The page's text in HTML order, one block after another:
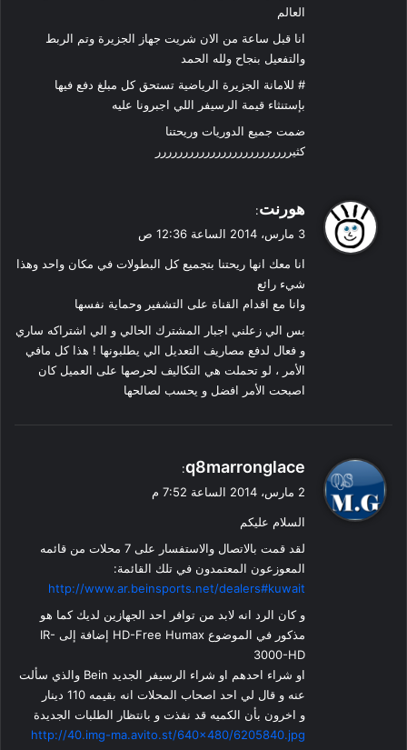
العالم
انا قبل ساعة من الان شريت جهاز الجزيرة وتم الربط
والتفعيل بنجاح ولله الحمد
# للامانة الجزيرة الرياضية تستحق كل مبلغ دفع فيها
بإستنثاء قيمة الرسيفر اللي اجبرونا عليه
ضمت جميع الدوريات وريحتنا
كثيررررررررررررررررررررررررر
ل
هورنت:
3 مارس، 2014 الساعة 12:36 ص
انا معك انها ريحتنا بتجميع كل البطولات في مكان واحد وهذا
شيء رائع
وانا مع اقدام القناة على التشفير وحماية نفسها
بس الي زعلني اجبار المشترك الحالي و الي اشتراكه ساري
و فعال لدفع مصاريف التعديل الي يطلبونها ! هذا كل مافي
الأمر ، لو تحملت هي التكاليف لحرصها على العميل كان
اصبحت الأمر افضل و يحسب لصالحها
ي
ل
q8marronglace
:
2 مارس، 2014 الساعة 7:52 م
السلام عليكم
لقد قمت بالاتصال والاستفسار على 7 محلات من قائمه
المعوزعون المعتمدون في تلك القائمة:
http://www.ar.beinsports.net/dealers#kuwait
و كان الرد انه لابد من توافر احد الجهازين لديك كما هو
مذكور في الموضوع HD-Free Humax إضافة إلى IR-
3000-HD
او شراء احدهم او شراء الرسيفر الجديد Bein والذي سألت
عنه و قال لي احد اصحاب المحلات انه بقيمه 110 دينار
و اخرون بأن الكميه قد نفذت و بانتظار الطلبات الجديدة
http://40.img-ma.avito.st/640×480/6205840.jpg